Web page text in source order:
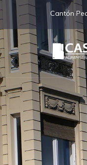
Cantón